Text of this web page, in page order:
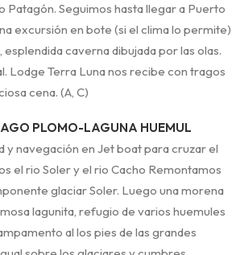
Patagón. Seguimos hasta llegar a Puerto
excursión en bote (si el clima lo permite)
esplendida caverna dibujada por las olas.
Lodge Terra Luna nos recibe con tragos
cena. (A, C)
PLOMO-LAGUNA HUEMUL
y navegación en Jet boat para cruzar el
el rio Soler y el rio Cacho Remontamos
glaciar Soler. Luego una morena
lagunita, refugio de varios huemules
al los pies de las grandes